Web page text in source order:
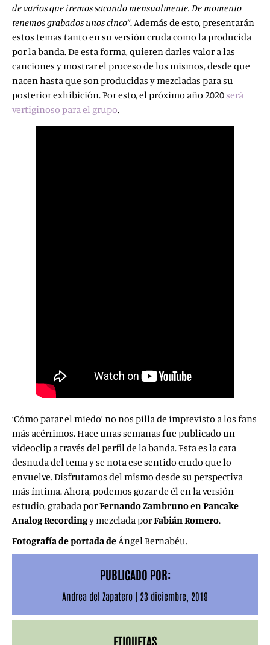
de varios que iremos sacando mensualmente. De momento
tenemos grabados unos cinco”. Además de esto, presentarán
estos temas tanto en su versión cruda como la producida
por la banda. De esta forma, quieren darles valor a las
canciones y mostrar el proceso de los mismos, desde que
nacen hasta que son producidas y mezcladas para su
posterior exhibición. Por esto, el próximo año 2020será
vertiginoso para el grupo.
‘Cómo parar el miedo’ no nos pilla de imprevisto a los fans
más acérrimos. Hace unas semanas fue publicado un
videoclip a través del perfil de la banda. Esta es la cara
desnuda del tema y se nota ese sentido crudo que lo
envuelve. Disfrutamos del mismo desde su perspectiva
más íntima. Ahora, podemos gozar de él en la versión
estudio, grabada porFernando ZambrunoenPancake
Analog Recordingy mezclada porFabián Romero.
Fotografía de portada deÁngel Bernabéu.
PUBLICADO POR:
Andrea del Zapatero | 23 diciembre, 2019
ETIQUETAS